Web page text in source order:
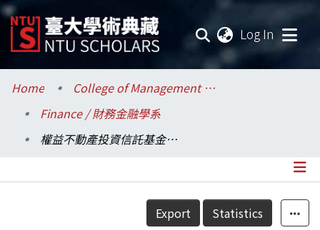
Log In
Communities & Collections
Research Outputs
Home
College of Management / 管理學院
Finance / 財務金融學系
權益不動產投資信託基金投機性泡沫之研究
Details
Export Statistics